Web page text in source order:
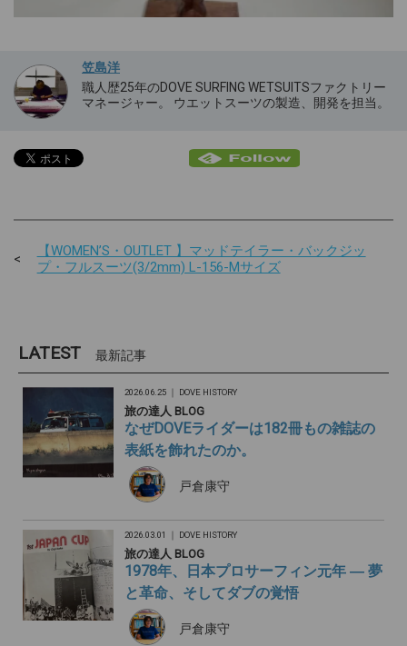
笠島洋
職人歴25年のDOVE SURFING WETSUITSファクトリー
マネージャー。 ウエットスーツの製造、開発を担当。
【WOMEN’S・OUTLET 】マッドテイラー・バックジッ
プ・フルスーツ(3/2mm) L-156-Mサイズ
LATEST 最新記事
2026.06.25 ｜ DOVE HISTORY
旅の達人 BLOG
なぜDOVEライダーは182冊もの雑誌の
表紙を飾れたのか。
戸倉康守
2026.03.01 ｜ DOVE HISTORY
旅の達人 BLOG
1978年、日本プロサーフィン元年 ― 夢
と革命、そしてダブの覚悟
戸倉康守